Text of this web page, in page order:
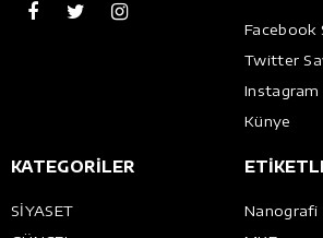
Facebook
Twitter
Instagram
Künye
KATEGORİLER
SİYASET
Nanografi